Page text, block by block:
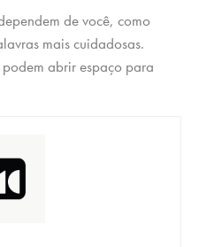
de você, como
mais cuidadosas.
podem abrir espaço para